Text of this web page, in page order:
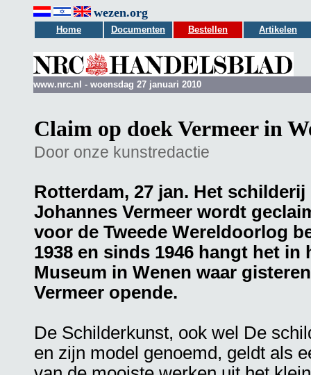
wezen.org
Home Documenten Bestellen Artikelen
www.nrc.nl - woensdag 27 januari 2010
Claim op doek Vermeer in
Door onze kunstredactie
Rotterdam, 27 jan. Het
Johannes Vermeer wordt
voor de Tweede Wereldoorlog
1938 en sinds 1946 hangt het
Museum in Wenen waar
Vermeer opende.
De Schilderkunst, ook wel De
en zijn model genoemd, geldt als